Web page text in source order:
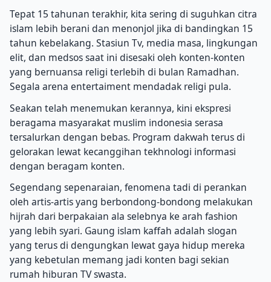
Tepat 15 tahunan terakhir, kita sering di suguhkan citra
islam lebih berani dan menonjol jika di bandingkan 15
tahun kebelakang. Stasiun Tv, media masa, lingkungan
elit, dan medsos saat ini disesaki oleh konten-konten
yang bernuansa religi terlebih di bulan Ramadhan.
Segala arena entertaiment mendadak religi pula.
Seakan telah menemukan kerannya, kini ekspresi
beragama masyarakat muslim indonesia serasa
tersalurkan dengan bebas. Program dakwah terus di
gelorakan lewat kecanggihan tekhnologi informasi
dengan beragam konten.
Segendang sepenaraian, fenomena tadi di perankan
oleh artis-artis yang berbondong-bondong melakukan
hijrah dari berpakaian ala selebnya ke arah fashion
yang lebih syari. Gaung islam kaffah adalah slogan
yang terus di dengungkan lewat gaya hidup mereka
yang kebetulan memang jadi konten bagi sekian
rumah hiburan TV swasta.